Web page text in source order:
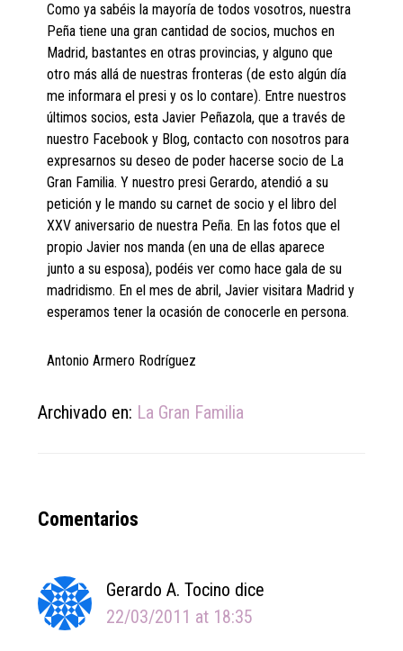
Como ya sabéis la mayoría de todos vosotros, nuestra
Peña tiene una gran cantidad de socios, muchos en
Madrid, bastantes en otras provincias, y alguno que
otro más allá de nuestras fronteras (de esto algún día
me informara el presi y os lo contare). Entre nuestros
últimos socios, esta Javier Peñazola, que a través de
nuestro Facebook y Blog, contacto con nosotros para
expresarnos su deseo de poder hacerse socio de La
Gran Familia. Y nuestro presi Gerardo, atendió a su
petición y le mando su carnet de socio y el libro del
XXV aniversario de nuestra Peña. En las fotos que el
propio Javier nos manda (en una de ellas aparece
junto a su esposa), podéis ver como hace gala de su
madridismo. En el mes de abril, Javier visitara Madrid y
esperamos tener la ocasión de conocerle en persona.
Antonio Armero Rodríguez
Archivado en: La Gran Familia
Reader
Comentarios
Gerardo A. Tocino dice
22/03/2011 at 18:35